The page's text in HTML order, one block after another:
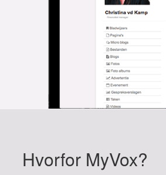
Hvorfor MyVox?